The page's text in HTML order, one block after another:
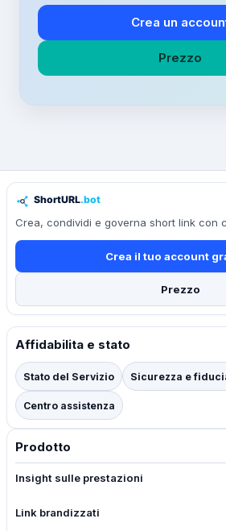
Crea un
Prezzo
Crea, condividi e governa short link con
Crea il tuo account
Prezzo
Affidabilita e stato
Stato del Servizio Sicurezza e
Centro assistenza
Prodotto
Insight sulle prestazioni
Link brandizzati